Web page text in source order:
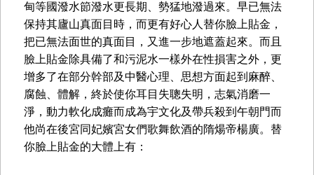
甸等國潑水節潑水更長期、勢猛地潑過來。早已無法
保持其廬山真面目時，而更有好心人替你臉上貼金，
把已無法面世的真面目，又進一步地遮蓋起來。而且
臉上貼金除具備了和污泥水一樣外在性損害之外，更
增多了在部分幹部及中醫心理、思想方面起到麻醉、
腐蝕、體解，終於使你耳目失聰失明，志氣消磨一
淨，動力軟化成癱而成為宇文化及帶兵殺到午朝門而
他尚在後宮同妃嬪宮女們歌舞飲酒的隋煬帝楊廣。替
你臉上貼金的大體上有：